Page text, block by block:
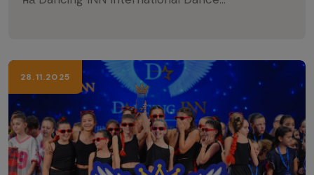
– София . Създадено с идеята да бъде повече
от състезание, Dancing INN се утвърждава като
международна сцена с изразен стил и класа ,
където уважението към всеки артист и личното
отношение са водещи. В рамките на три дни
28.11.2025